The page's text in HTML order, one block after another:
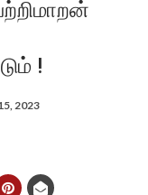
!
2023